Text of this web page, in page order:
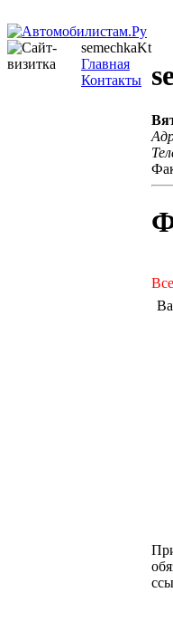
semechkaKt
Главная
Контакты